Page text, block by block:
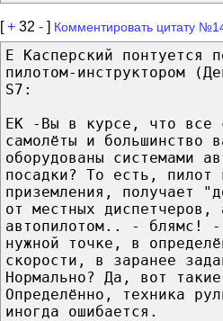
[+ 32 - ] Комментировать цитату
Е Касперский понтуется
пилотом-инструктором
S7:
ЕК -Вы в курсе, что все
самолёты и большинство
оборудованы системами
посадки? То есть, пилот
приземления, получает
от местных диспетчеров,
автопилотом.. - блямс! -
нужной точке, в
скорости, в заранее
Нормально? Да, вот
Определённо, техника
иногда ошибается.